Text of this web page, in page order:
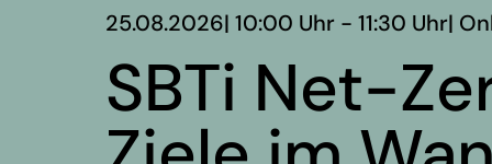
25.08.2026| 10:00 Uhr - 11:30 Uhr|
SBTi Net-